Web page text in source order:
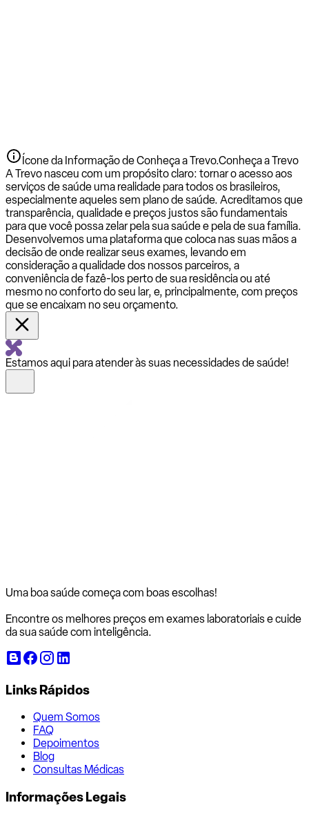
Ícone da Informação de Conheça a Trevo.Conheça a Trevo
A Trevo nasceu com um propósito claro: tornar o acesso aos
serviços de saúde uma realidade para todos os brasileiros,
especialmente aqueles sem plano de saúde. Acreditamos que
transparência, qualidade e preços justos são fundamentais
para que você possa zelar pela sua saúde e pela de sua família.
Desenvolvemos uma plataforma que coloca nas suas mãos a
decisão de onde realizar seus exames, levando em
consideração a qualidade dos nossos parceiros, a
conveniência de fazê-los perto de sua residência ou até
mesmo no conforto do seu lar, e, principalmente, com preços
que se encaixam no seu orçamento.
Estamos aqui para atender às suas necessidades de saúde!
Uma boa saúde começa com boas escolhas!
Encontre os melhores preços em exames laboratoriais e cuide
da sua saúde com inteligência.
Links Rápidos
Quem Somos
FAQ
Depoimentos
Blog
Consultas Médicas
Informações Legais